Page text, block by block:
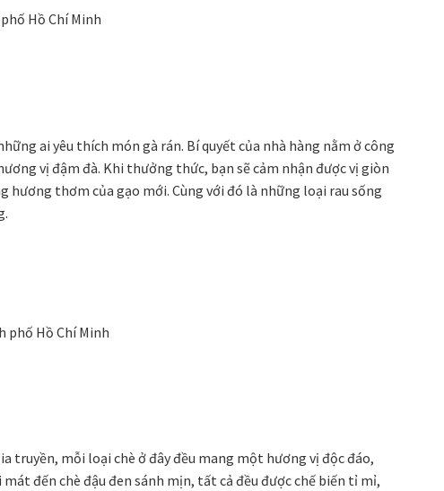
Hồ Chí Minh
ai yêu thích món gà rán. Bí quyết của nhà hàng nằm ở công
vị đậm đà. Khi thưởng thức, bạn sẽ cảm nhận được vị giòn
thơm của gạo mới. Cùng với đó là những loại rau sống
phố Hồ Chí Minh
truyền, mỗi loại chè ở đây đều mang một hương vị độc đáo,
đến chè đậu đen sánh mịn, tất cả đều được chế biến tỉ mỉ,